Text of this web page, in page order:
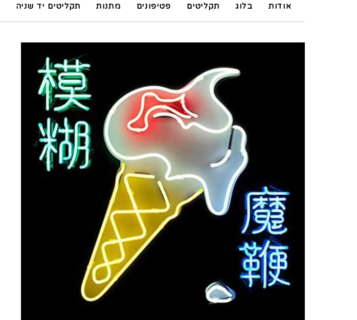
אודות בלוג תקליטים פטיפונים מתנות תקליטים יד שניה